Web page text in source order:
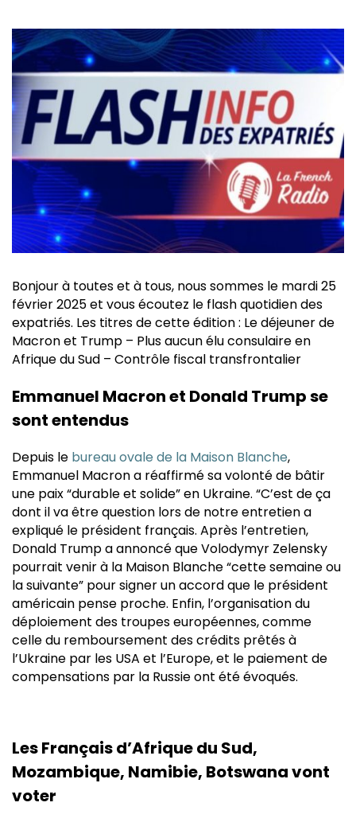
Bonjour à toutes et à tous, nous sommes le mardi 25
février 2025 et vous écoutez le flash quotidien des
expatriés. Les titres de cette édition : Le déjeuner de
Macron et Trump – Plus aucun élu consulaire en
Afrique du Sud – Contrôle fiscal transfrontalier
Emmanuel Macron et Donald Trump se
sont entendus
Depuis le bureau ovale de la Maison Blanche,
Emmanuel Macron a réaffirmé sa volonté de bâtir
une paix “durable et solide” en Ukraine. “C’est de ça
dont il va être question lors de notre entretien a
expliqué le président français. Après l’entretien,
Donald Trump a annoncé que Volodymyr Zelensky
pourrait venir à la Maison Blanche “cette semaine ou
la suivante” pour signer un accord que le président
américain pense proche. Enfin, l’organisation du
déploiement des troupes européennes, comme
celle du remboursement des crédits prêtés à
l’Ukraine par les USA et l’Europe, et le paiement de
compensations par la Russie ont été évoqués.
Les Français d’Afrique du Sud,
Mozambique, Namibie, Botswana vont
voter